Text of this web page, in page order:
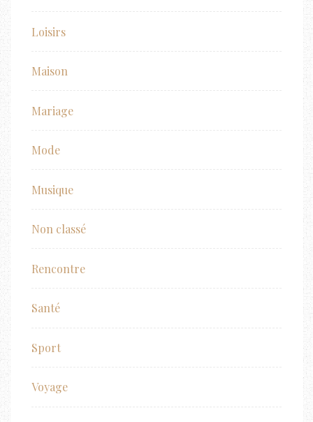
Loisirs
Maison
Mariage
Mode
Musique
Non classé
Rencontre
Santé
Sport
Voyage